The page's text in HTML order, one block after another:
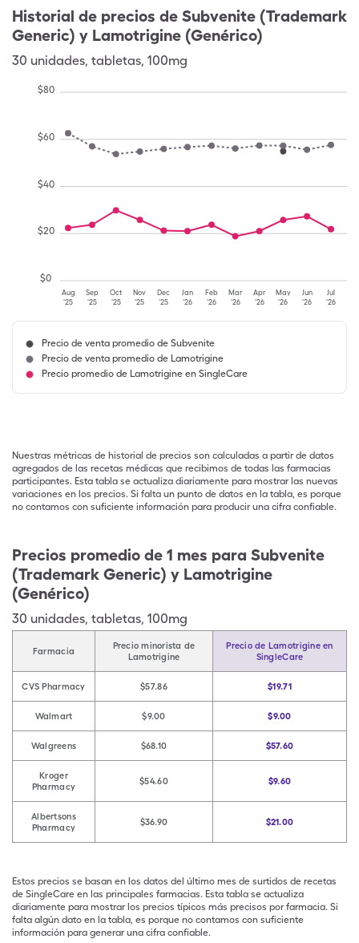
Historial de precios de Subvenite (Trademark
Generic) y Lamotrigine (Genérico)
30 unidades, tabletas, 100mg
Aug
'25
Sep
'25
Oct
'25
Nov
'25
Dec
'25
Jan
'26
Feb
'26
Mar
'26
Apr
'26
May
'26
Jun
'26
Jul
'26
$0
$20
$40
$60
$80
Precio de venta promedio de Subvenite
Precio de venta promedio de Lamotrigine
Precio promedio de Lamotrigine en SingleCare
Nuestras métricas de historial de precios son calculadas a partir de datos
agregados de las recetas médicas que recibimos de todas las farmacias
participantes. Esta tabla se actualiza diariamente para mostrar las nuevas
variaciones en los precios. Si falta un punto de datos en la tabla, es porque
no contamos con suficiente información para producir una cifra confiable.
Precios promedio de 1 mes para Subvenite
(Trademark Generic) y Lamotrigine
(Genérico)
30 unidades, tabletas, 100mg
Farmacia
Precio minorista de
Lamotrigine
Precio de Lamotrigine en
SingleCare
CVS Pharmacy $57.86 $19.71
Walmart $9.00 $9.00
Walgreens $68.10 $57.60
Kroger
Pharmacy
$54.60 $9.60
Albertsons
Pharmacy
$36.90 $21.00
Estos precios se basan en los datos del último mes de surtidos de recetas
de SingleCare en las principales farmacias. Esta tabla se actualiza
diariamente para mostrar los precios típicos más precisos por farmacia. Si
falta algún dato en la tabla, es porque no contamos con suficiente
información para generar una cifra confiable.